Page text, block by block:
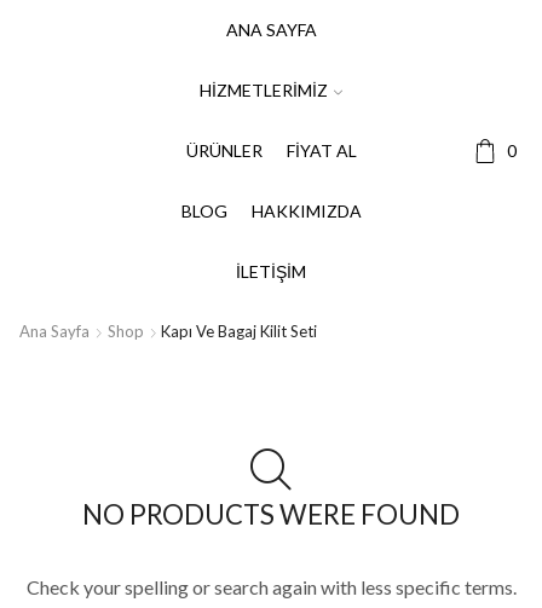
ANA SAYFA
HIZMETLERIMIZ
ÜRÜNLER FIYAT AL
BLOG HAKKIMIZDA
İLETIŞIM
0
Ana Sayfa Shop Kapı Ve Bagaj Kilit Seti
NO PRODUCTS WERE FOUND
Check your spelling or search again with less specific terms.